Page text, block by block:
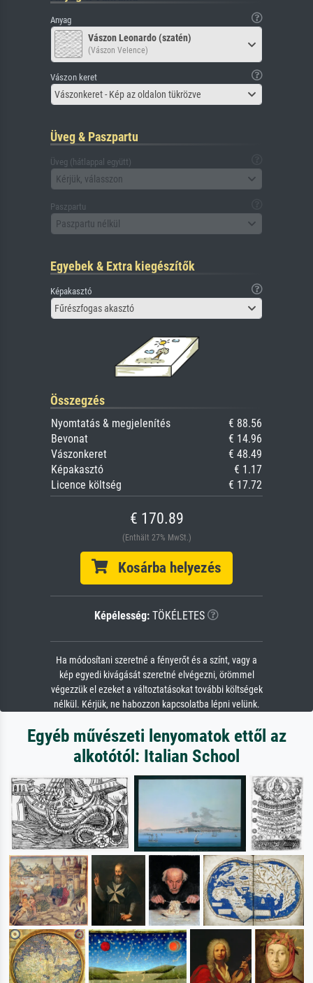
Anyag
Vászon Leonardo (szatén)
(Vászon Velence)
Vászon keret
Vászonkeret - Kép az oldalon tükrözve
Üveg & Paszpartu
Üveg (hátlappal együtt)
Kérjük, válasszon
Paszpartu
Paszpartu nélkül
Egyebek & Extra kiegészítők
Képakasztó
Fűrészfogas akasztó
Összegzés
Nyomtatás & megjelenítés
€ 88.56
Bevonat
€ 14.96
Vászonkeret
€ 48.49
Képakasztó
€ 1.17
Licence költség
€ 17.72
€ 170.89
(Enthält 27% MwSt.)
Kosárba helyezés
Képélesség: TÖKÉLETES
Ha módosítani szeretné a fényerőt és a színt, vagy a
kép egyedi kivágását szeretné elvégezni, örömmel
végezzük el ezeket a változtatásokat további költségek
nélkül. Kérjük, ne habozzon kapcsolatba lépni velünk.
Egyéb művészeti lenyomatok ettől az
alkotótól: Italian School